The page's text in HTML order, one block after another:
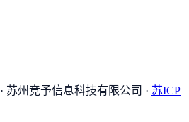
· 苏州竞予信息科技有限公司 · 苏ICP